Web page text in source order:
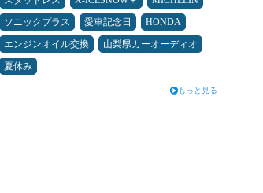
ソニックプラス
愛車記念日
HONDA
エンジンオイル交換
山梨県カーオーディオ
夏休み
もっと見る